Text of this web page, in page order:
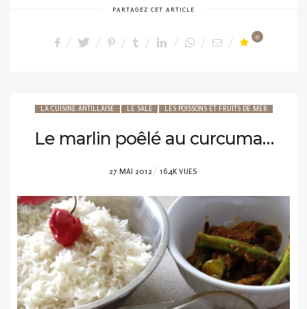
PARTAGEZ CET ARTICLE
0
LA CUISINE ANTILLAISE LE SALÉ LES POISSONS ET FRUITS DE MER
Le marlin poêlé au curcuma…
POSTED
27 MAI 2012 16.4K VUES